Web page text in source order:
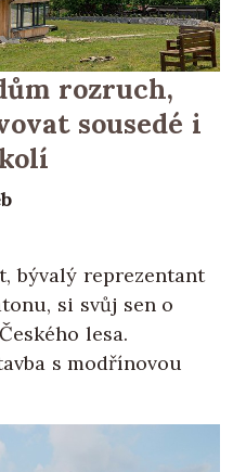
rozruch,
sousedé i
bývalý reprezentant
si svůj sen o
lesa.
s modřínovou